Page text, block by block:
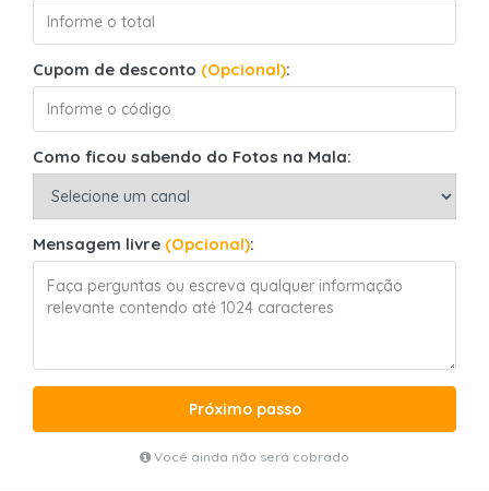
Cupom de desconto (Opcional):
Como ficou sabendo do Fotos na Mala:
Mensagem livre (Opcional):
Próximo passo
Você ainda não será cobrado